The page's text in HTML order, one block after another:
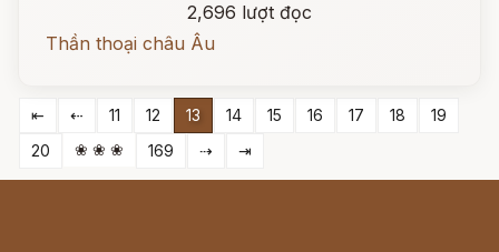
2,696 lượt đọc
Thần thoại châu Âu
⇤ ⇠ 11 12 13 14 15 16 17 18
19
20
❀ ❀ ❀ 169 ⇢ ⇥